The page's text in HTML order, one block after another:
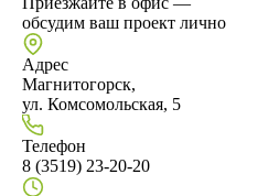
обсудим ваш проект лично
Адрес
Магнитогорск,
ул. Комсомольская, 5
Телефон
8 (3519) 23-20-20